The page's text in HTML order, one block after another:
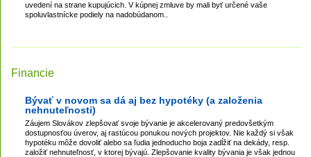
uvedení na strane kupujúcich. V kúpnej zmluve by mali byť určené vaše
spoluvlastnícke podiely na nadobúdanom..
Financie
Bývať v novom sa dá aj bez hypotéky (a založenia
nehnuteľnosti)
Záujem Slovákov zlepšovať svoje bývanie je akcelerovaný predovšetkým
dostupnosťou úverov, aj rastúcou ponukou nových projektov. Nie každý si však
hypotéku môže dovoliť alebo sa ľudia jednoducho boja zadĺžiť na dekády, resp.
založiť nehnuteľnosť, v ktorej bývajú. Zlepšovanie kvality bývania je však jednou